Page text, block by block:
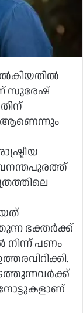
സുരേഷ്
ആണെന്നും
ഭക്തര്‍ക്ക്
നിന്ന് പണം